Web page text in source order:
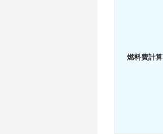
燃料費計算